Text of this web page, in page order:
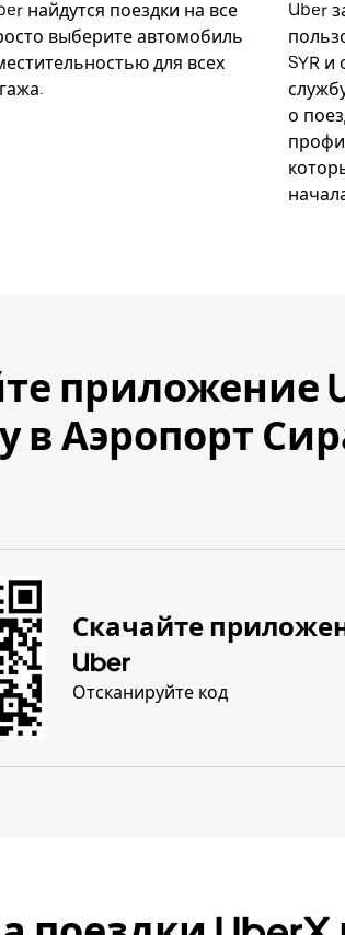
найдутся поездки на все
выберите автомобиль
для всех
Uber
SYR
о
приложение
в Аэропорт
Скачайте
Uber
Отсканируйте код